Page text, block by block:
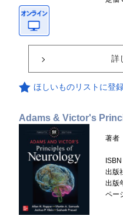
詳
ほしいものリストに登
Adams & Victor's
著者
ISBN
出版
出版
ペー